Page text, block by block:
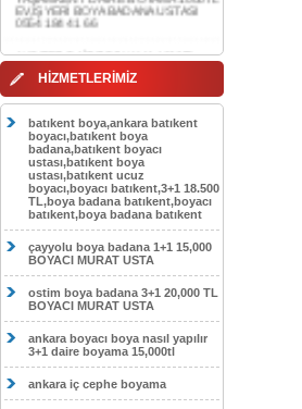
AKDERE DAİRE BOYAMA 1000TL
EV,İŞYERİ BOYA BADANA USTASI
CEBECİ DAİRE BOYAMA 1000TL
0554 184 41 66
HASKÖY DAİRE BOYAMA 1000TL
EV,İŞYERİ BOYA BADANA USTASI
0554 184 41 66
GÖLBAŞI DAİRE BOYAMA 1000TL
EV,İŞYERİ BOYA BADANA USTASI
0554 184 41 66
SOKULLU DAİRE BOYAMA 1000TL
EV,İŞYERİ BOYA BADANA USTASI
0554 184 41 66
HİZMETLERİMİZ
batıkent boya,ankara batıkent
boyacı,batıkent boya
badana,batıkent boyacı
ustası,batıkent boya
ustası,batıkent ucuz
boyacı,boyacı batıkent,3+1 18.500
TL,boya badana batıkent,boyacı
batıkent,boya badana batıkent
çayyolu boya badana 1+1 15,000
BOYACI MURAT USTA
ostim boya badana 3+1 20,000 TL
BOYACI MURAT USTA
ankara boyacı boya nasıl yapılır
3+1 daire boyama 15,000tl
ankara iç cephe boyama